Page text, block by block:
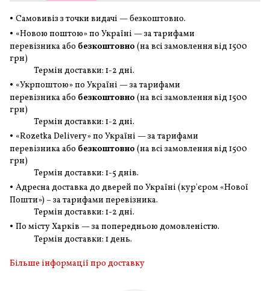
• Самовивіз з точки видачі — безкоштовно.
• «Новою поштою» по Україні — за тарифами
перевізника або безкоштовно (на всі замовленнявід 1500
грн)
Термін доставки: 1-2 дні.
• «Укрпоштою» по Україні — за тарифами
перевізника або безкоштовно (на всі замовленнявід 1500
грн)
Термін доставки: 1-2 дні.
• «Rozetka Delivery» по Україні — за тарифами
перевізника або безкоштовно (на всі замовленнявід 1500
грн)
Термін доставки: 1-5 днів.
• Адресна доставка до дверей по Україні (кур'єром «Нової
Пошти») – за тарифами перевізника.
Термін доставки: 1-2 дні.
• По місту Харків — за попередньою домовленістю.
Термін доставки: 1 день.
Більше інформації про доставку